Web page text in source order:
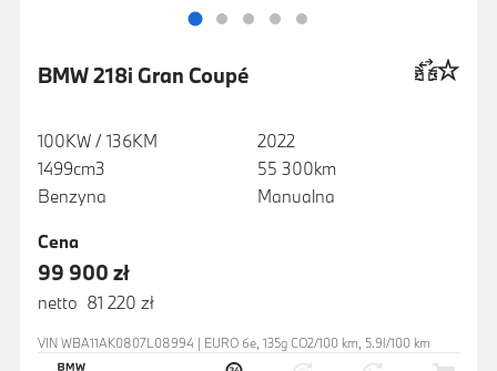
BMW 218i Gran Coupé
100KW / 136KM
1499cm3
Benzyna
2022
55 300km
Manualna
Cena
99 900 zł
netto 81 220 zł
VIN WBA11AK0807L08994 | EURO 6e, 135g CO2/100 km, 5.9l/100 km